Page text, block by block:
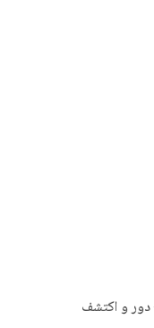
دور و اكتشف